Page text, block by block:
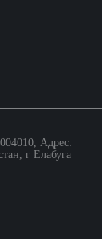
Адрес:
г Елабуга